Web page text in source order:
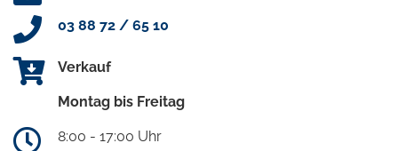
03 88 72 / 65 10
Verkauf
Montag bis Freitag
8:00 - 17:00 Uhr